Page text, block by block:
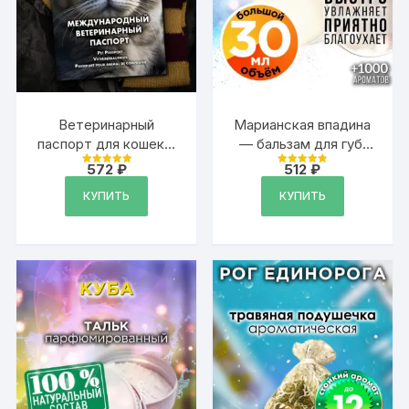
Ветеринарный
паспорт для кошек и
собак
международный
Оценка
572 ₽
КУПИТЬ
Марианская впадина
— бальзам для губ,
30 мл
Оценка
512₽
КУПИТЬ